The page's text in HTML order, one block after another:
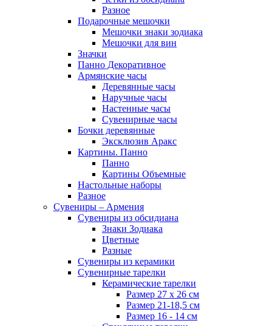
Разное
Подарочные мешочки
Мешочки знаки зодиака
Мешочки для вин
Значки
Панно Декоративное
Армянские часы
Деревянные часы
Наручные часы
Настенные часы
Сувенирные часы
Бочки деревянные
Эксклюзив Аракс
Картины. Панно
Панно
Картины Объемные
Настольные наборы
Разное
Сувениры – Армения
Сувениры из обсидиана
Знаки Зодиака
Цветные
Разные
Сувениры из керамики
Сувенирные тарелки
Керамические тарелки
Размер 27 х 26 см
Размер 21-18,5 см
Размер 16 - 14 см